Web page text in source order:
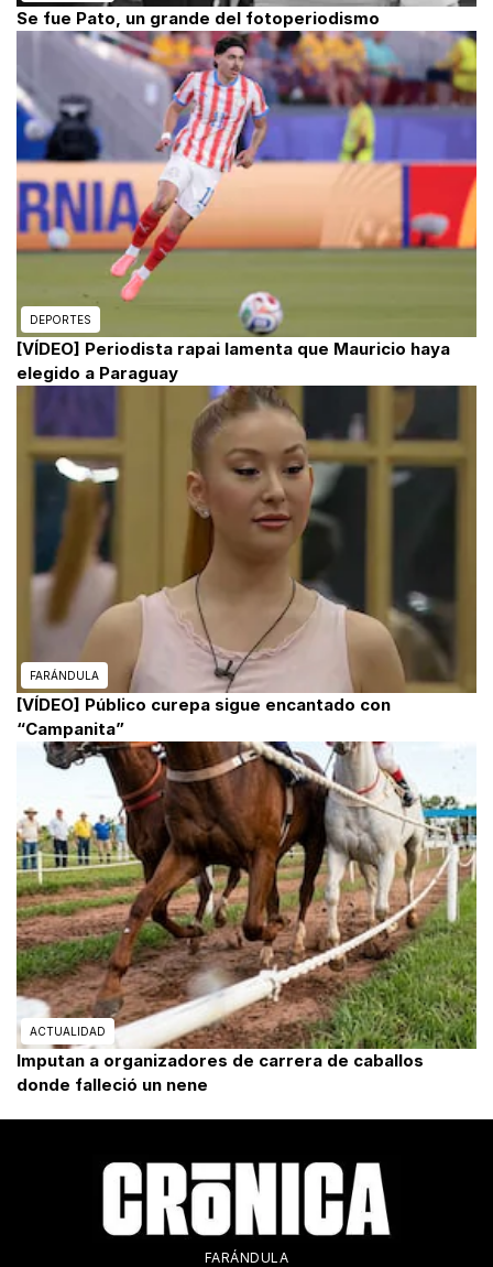
Se fue Pato, un grande del fotoperiodismo
DEPORTES
[VÍDEO] Periodista rapai lamenta que Mauricio haya
elegido a Paraguay
FARÁNDULA
[VÍDEO] Público curepa sigue encantado con
“Campanita”
ACTUALIDAD
Imputan a organizadores de carrera de caballos
donde falleció un nene
FARÁNDULA